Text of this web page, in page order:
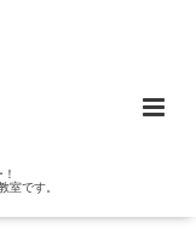
室です。